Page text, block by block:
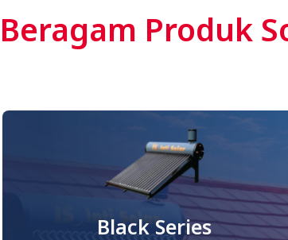
Beragam Produk
Black Series